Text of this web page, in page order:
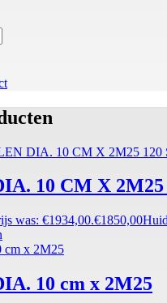
10 CM X 2M25
was: €1934,00.€1850,00
10 cm x 2M25